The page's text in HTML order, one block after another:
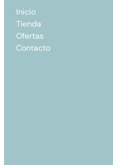
Inicio
Tienda
Ofertas
Contacto